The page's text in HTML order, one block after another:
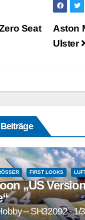
Aston
Ulster
Seat
FIRST LOOKS
„US
– SH32092 - 1/